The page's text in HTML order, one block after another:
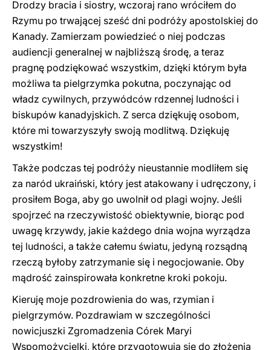
Drodzy bracia i siostry, wczoraj rano wróciłem do
Rzymu po trwającej sześć dni podróży apostolskiej do
Kanady. Zamierzam powiedzieć o niej podczas
audiencji generalnej w najbliższą środę, a teraz
pragnę podziękować wszystkim, dzięki którym była
możliwa ta pielgrzymka pokutna, poczynając od
władz cywilnych, przywódców rdzennej ludności i
biskupów kanadyjskich. Z serca dziękuję osobom,
które mi towarzyszyły swoją modlitwą. Dziękuję
wszystkim!
Także podczas tej podróży nieustannie modliłem się
za naród ukraiński, który jest atakowany i udręczony, i
prosiłem Boga, aby go uwolnił od plagi wojny. Jeśli
spojrzeć na rzeczywistość obiektywnie, biorąc pod
uwagę krzywdy, jakie każdego dnia wojna wyrządza
tej ludności, a także całemu światu, jedyną rozsądną
rzeczą byłoby zatrzymanie się i negocjowanie. Oby
mądrość zainspirowała konkretne kroki pokoju.
Kieruję moje pozdrowienia do was, rzymian i
pielgrzymów. Pozdrawiam w szczególności
nowicjuszki Zgromadzenia Córek Maryi
Wspomożycielki, które przygotowują się do złożenia